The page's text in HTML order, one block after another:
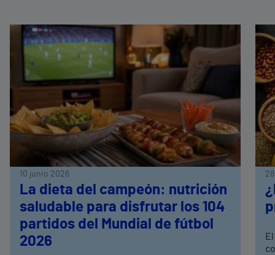
10 junio 2026
La dieta del campeón: nutrición
saludable para disfrutar los 104
partidos del Mundial de fútbol
2026